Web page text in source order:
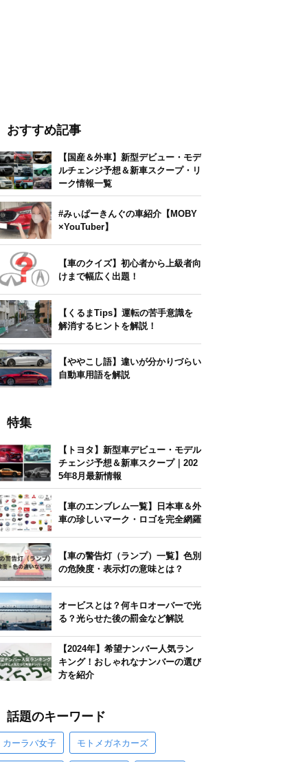
おすすめ記事
【国産＆外車】新型デビュー・モデ
ルチェンジ予想＆新車スクープ・リ
ーク情報一覧
#みぃぱーきんぐの車紹介【MOBY
×YouTuber】
【車のクイズ】初心者から上級者向
けまで幅広く出題！
【くるまTips】運転の苦手意識を
解消するヒントを解説！
【ややこし語】違いが分かりづらい
自動車用語を解説
特集
【トヨタ】新型車デビュー・モデル
チェンジ予想＆新車スクープ｜202
5年8月最新情報
【車のエンブレム一覧】日本車＆外
車の珍しいマーク・ロゴを完全網羅
【車の警告灯（ランプ）一覧】色別
の危険度・表示灯の意味とは？
オービスとは？何キロオーバーで光
る？光らせた後の罰金など解説
【2024年】希望ナンバー人気ラン
キング！おしゃれなナンバーの選び
方を紹介
話題のキーワード
カーラバ女子 モトメガネカーズ